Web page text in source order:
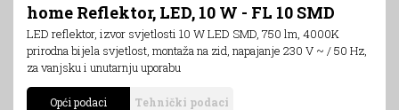
home Reflektor, LED, 10 W - FL 10 SMD
LED reflektor, izvor svjetlosti 10 W LED SMD, 750 lm, 4000K
prirodna bijela svjetlost, montaža na zid, napajanje 230 V ~ / 50 Hz,
za vanjsku i unutarnju uporabu
Opći podaci Tehnički podaci